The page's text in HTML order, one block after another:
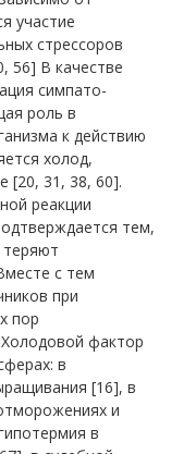
участие
стрессоров
56] В качестве
симпато-
роль в
к действию
холод,
[20, 31, 38, 60].
реакции
тем,
с тем
при
пор
Холодовой фактор
в
[16], в
и
в